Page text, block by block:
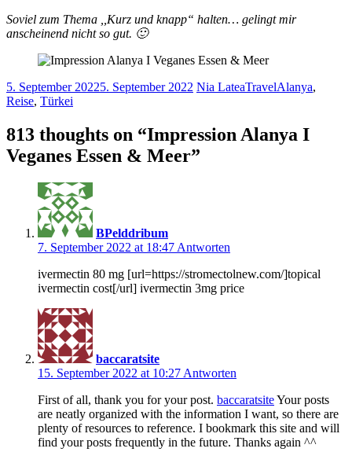
Soviel zum Thema ,,Kurz und knapp“ halten… gelingt mir
anscheinend nicht so gut. 🙂
5. September 20225. September 2022 Nia LateaTravelAlanya,
Reise, Türkei
813 thoughts on “Impression Alanya I
Veganes Essen & Meer”
BPelddribum
7. September 2022 at 18:47 Antworten
ivermectin 80 mg [url=https://stromectolnew.com/]topical
ivermectin cost[/url] ivermectin 3mg price
baccaratsite
15. September 2022 at 10:27 Antworten
First of all, thank you for your post. baccaratsiteYour posts
are neatly organized with the information I want, so there are
plenty of resources to reference. I bookmark this site and will
find your posts frequently in the future. Thanks again ^^